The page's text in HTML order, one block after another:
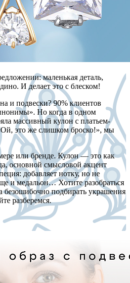
маленькая деталь,
И делает это с блеском!
и подвески? 90% клиентов
Но когда в одном
массивный кулон с платьем-
это же слишком броско!», мы
или бренде. Кулон — это как
основной смысловой акцент
добавляет нотку, но не
и медальон… Хотите разобраться
безошибочно подбирать украшения
разберемся.